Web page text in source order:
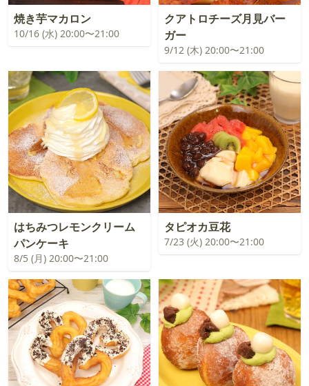
焼き芋マカロン
10/16 (水) 20:00〜21:00
クアトロチーズ月見バー
ガー
9/12 (木) 20:00〜21:00
はちみつレモンクリーム
パンケーキ
8/5 (月) 20:00〜21:00
タピオカ豆花
7/23 (火) 20:00〜21:00